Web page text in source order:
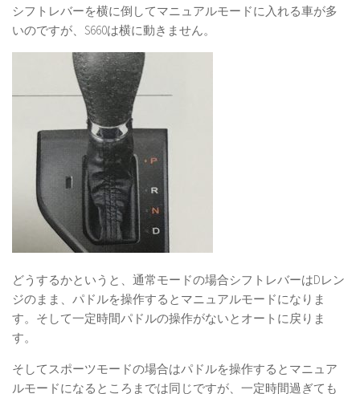
シフトレバーを横に倒してマニュアルモードに入れる車が多
いのですが、S660は横に動きません。
どうするかというと、通常モードの場合シフトレバーはDレン
ジのまま、パドルを操作するとマニュアルモードになりま
す。そして一定時間パドルの操作がないとオートに戻りま
す。
そしてスポーツモードの場合はパドルを操作するとマニュア
ルモードになるところまでは同じですが、一定時間過ぎても